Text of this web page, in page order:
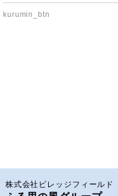
kurumin_btn
株式会社ビレッジフィールド